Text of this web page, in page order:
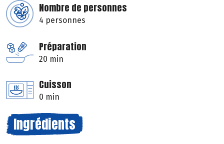
Nombre de personnes
4 personnes
Préparation
20 min
Cuisson
0 min
Ingrédients